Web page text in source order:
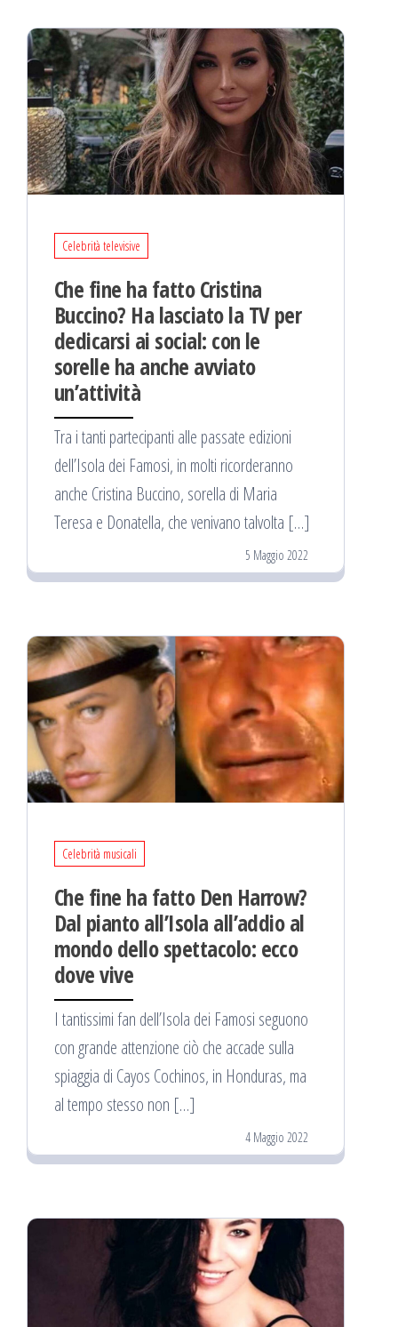
Celebrità televisive
Che fine ha fatto Cristina
Buccino? Ha lasciato la TV per
dedicarsi ai social: con le
sorelle ha anche avviato
un’attività
Tra i tanti partecipanti alle passate edizioni
dell’Isola dei Famosi, in molti ricorderanno
anche Cristina Buccino, sorella di Maria
Teresa e Donatella, che venivano talvolta […]
5 Maggio 2022
Celebrità musicali
Che fine ha fatto Den Harrow?
Dal pianto all’Isola all’addio al
mondo dello spettacolo: ecco
dove vive
I tantissimi fan dell’Isola dei Famosi seguono
con grande attenzione ciò che accade sulla
spiaggia di Cayos Cochinos, in Honduras, ma
al tempo stesso non […]
4 Maggio 2022